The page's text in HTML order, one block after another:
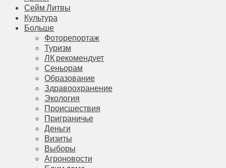
Сейм Литвы
Культура
Больше
Фоторепортаж
Туризм
ЛК рекомендует
Сеньорам
Образование
Здравоохранение
Экология
Происшествия
Приграничье
Деньги
Визиты
Выборы
Агроновости